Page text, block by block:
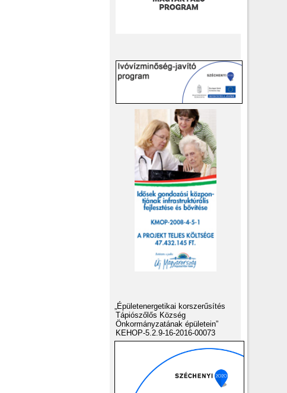
„Épületenergetikai korszerűsítés
Tápiószőlős Község
Önkormányzatának épületein”
KEHOP-5.2.9-16-2016-00073